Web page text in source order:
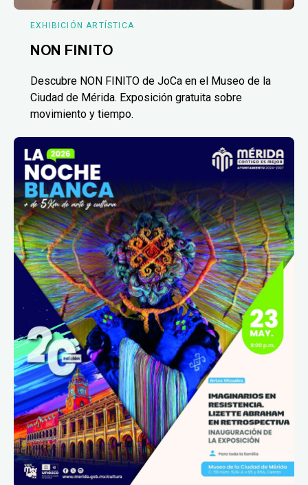
EXHIBICIÓN ARTÍSTICA
NON FINITO
Descubre NON FINITO de JoCa en el Museo de la
Ciudad de Mérida. Exposición gratuita sobre
movimiento y tiempo.